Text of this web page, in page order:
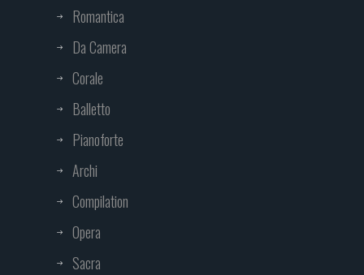
Romantica
Da Camera
Corale
Balletto
Pianoforte
Archi
Compilation
Opera
Sacra